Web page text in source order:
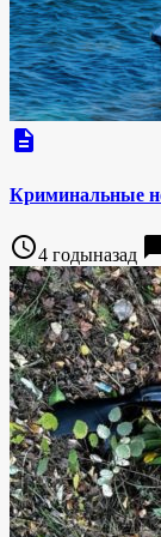
description
Криминальные
access_time4 годыназад